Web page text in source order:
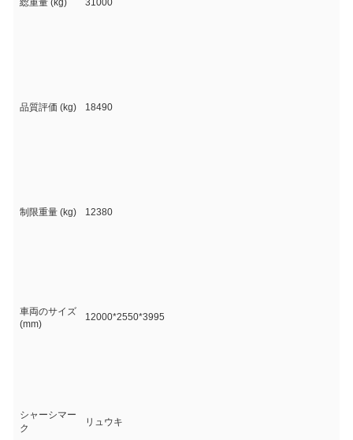
総重量 (kg) 31000
品質評価 (kg) 18490
制限重量 (kg) 12380
車両のサイズ
(mm)
12000*2550*3995
シャーシマー
ク
リュウキ